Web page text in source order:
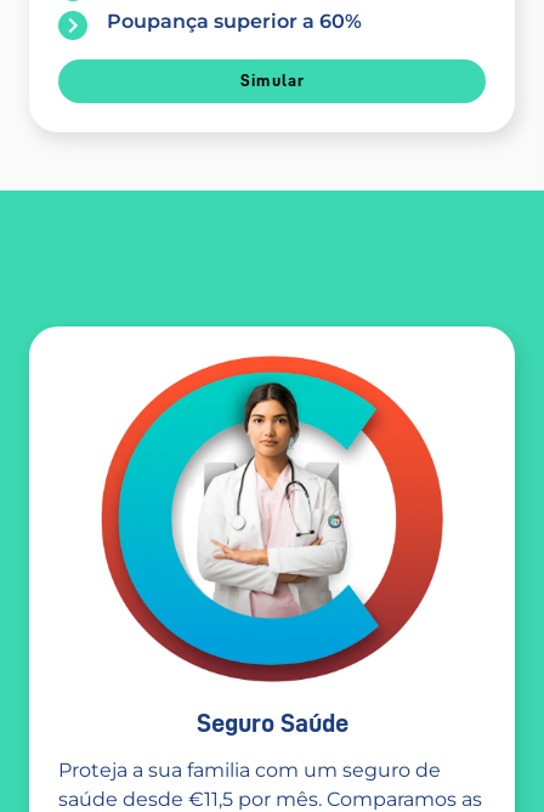
Poupança superior a 60%
Simular
Seguro Saúde
Proteja a sua familia com um seguro de
saúde desde €11,5 por mês. Comparamos as